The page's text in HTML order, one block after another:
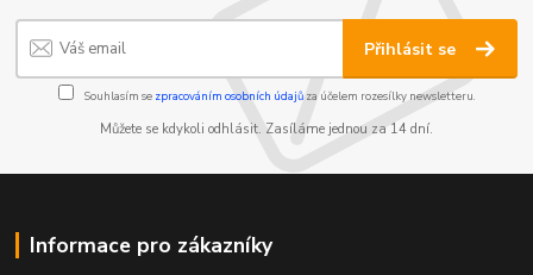
Přihlásit se
Souhlasím se zpracováním osobních údajůza účelem rozesílky newsletteru.
Můžete se kdykoli odhlásit. Zasíláme jednou za 14 dní.
Informace pro zákazníky